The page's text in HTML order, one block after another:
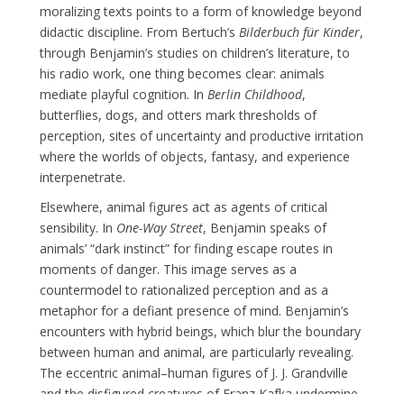
moralizing texts points to a form of knowledge beyond
didactic discipline. From Bertuch’s Bilderbuch für Kinder,
through Benjamin’s studies on children’s literature, to
his radio work, one thing becomes clear: animals
mediate playful cognition. In Berlin Childhood,
butterflies, dogs, and otters mark thresholds of
perception, sites of uncertainty and productive irritation
where the worlds of objects, fantasy, and experience
interpenetrate.
Elsewhere, animal figures act as agents of critical
sensibility. In One-Way Street, Benjamin speaks of
animals’ “dark instinct” for finding escape routes in
moments of danger. This image serves as a
countermodel to rationalized perception and as a
metaphor for a defiant presence of mind. Benjamin’s
encounters with hybrid beings, which blur the boundary
between human and animal, are particularly revealing.
The eccentric animal–human figures of J. J. Grandville